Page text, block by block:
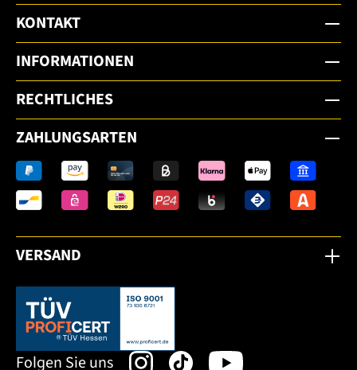
KONTAKT
INFORMATIONEN
RECHTLICHES
ZAHLUNGSARTEN
VERSAND
Dieser Link öffnet sich in einem neuen Tab.
Folgen Sie uns